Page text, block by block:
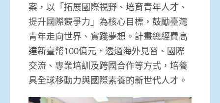
案，以「拓展國際視野、培育青年人才、
提升國際競爭力」為核心目標，鼓勵臺灣
青年走向世界、實踐夢想。計畫總經費高
達新臺幣100億元，透過海外見習、國際
交流、專業培訓及跨國合作等方式，培養
具全球移動力與國際素養的新世代人才。